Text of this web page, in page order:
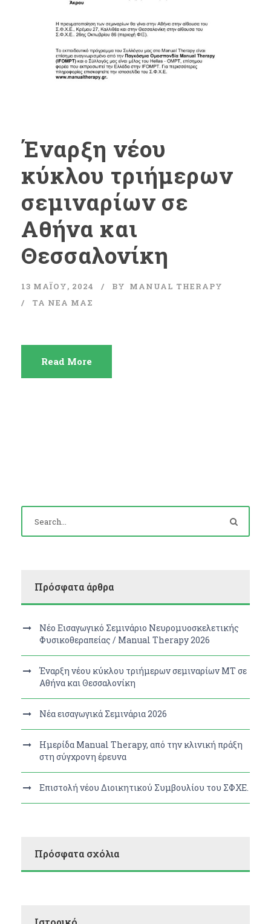
Έναρξη νέου
κύκλου τριήμερων
σεμιναρίων σε
Αθήνα και
Θεσσαλονίκη
13 ΜΑΪ́ΟΥ, 2024 BY MANUAL THERAPY
ΤΑ ΝΈΑ ΜΑΣ
Read More
Πρόσφατα άρθρα
Νέο Εισαγωγικό Σεμινάριο Νευρομυοσκελετικής
Φυσικοθεραπείας / Manual Therapy 2026
Έναρξη νέου κύκλου τριήμερων σεμιναρίων MT σε
Αθήνα και Θεσσαλονίκη
Νέα εισαγωγικά Σεμινάρια 2026
Ημερίδα Manual Therapy, από την κλινική πράξη
στη σύγχρονη έρευνα
Επιστολή νέου Διοικητικού Συμβουλίου του ΣΦΧΕ.
Πρόσφατα σχόλια